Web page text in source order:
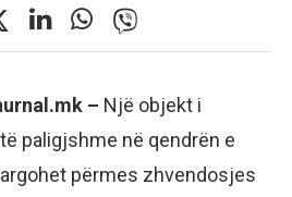
– Një objekt i
paligjshme në qendrën e
përmes zhvendosjes